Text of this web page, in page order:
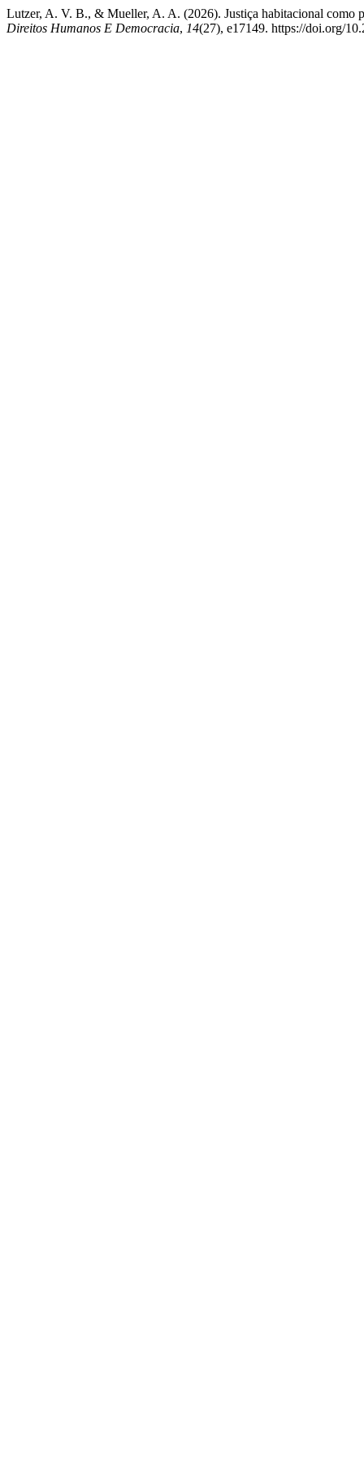
Lutzer, A. V. B., & Mueller, A. A. (2026). Justiça habitacional como
Direitos Humanos E Democracia, 14(27), e17149. https://doi.org/